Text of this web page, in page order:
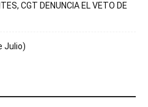
CGT DENUNCIA EL VETO DE
Julio)